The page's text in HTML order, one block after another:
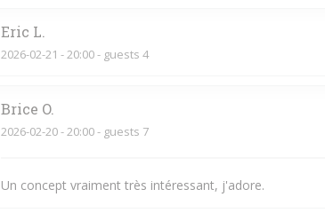
Eric L
2026-02-21 - 20:00 - guests 4
Brice O
2026-02-20- 20:00 - guests 7
Un concept vraiment très intéressant, j'adore.